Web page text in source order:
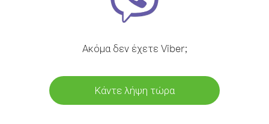
Ακόμα δεν έχετε Viber;
Κάντε λήψη τώρα